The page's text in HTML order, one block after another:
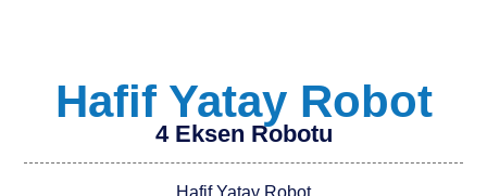
Hafif Yatay Robot
4 Eksen Robotu